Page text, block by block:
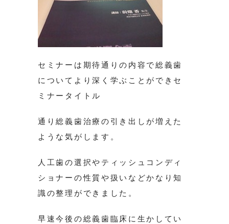
セミナーは期待通りの内容で総義歯
についてより深く学ぶことができセ
ミナータイトル
通り総義歯治療の引き出しが増えた
ような気がします。
人工歯の選択やティッシュコンディ
ショナーの性質や扱いなどかなり知
識の整理ができました。
早速今後の総義歯臨床に生かしてい